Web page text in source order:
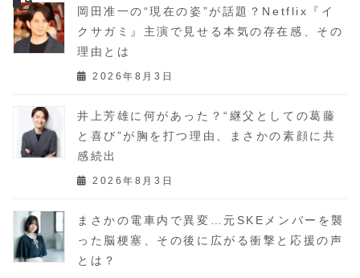
岡田准一の“現在の姿”が話題？Netflix『イ
クサガミ』主演で見せる本気の存在感、その
理由とは
2026年8月3日
井上芳雄に何があった？“継父としての葛藤
と喜び”が胸を打つ理由、まさかの素顔に共
感続出
2026年8月3日
まさかの電車内で異変…元SKEメンバーを襲
った脳梗塞、その後に広がる衝撃と応援の声
とは？